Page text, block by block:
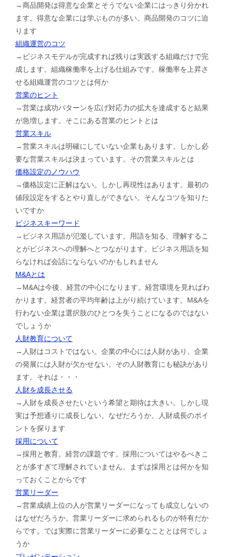
→商品開発は得意な企業とそうでない企業にはっきり分かれ
ます。得意な企業には学ぶものが多い。商品開発のコツに迫
ります
組織運営のコツ
→ビジネスモデルが完成すれば残りは実践する組織だけで完
成します。組織稼働率を上げる仕組みです。稼働率を上昇さ
せる組織運営のコツとは何か
営業のヒント
→営業は成功パターンを広げ対応力の拡大を達成すると結果
が急増します。そこにある営業のヒントとは
営業スキル
→営業スキルは明確にしていない企業もあります。しかし必
要な営業スキルは決まっています。その営業スキルとは
価格設定のノウハウ
→価格設定に正解はない。しかし再現性はあります。最初の
値段設定をするとやり直しができない。そんなコツを知りた
いですか
ビジネスキーワード
→ビジネス用語が氾濫しています。用語を知る、理解するこ
とがビジネスへの理解へとつながります。ビジネス用語を知
らなければ会話にならないのかもしれません
M&Aとは
→M&Aは今後、経営の中心になります。経営環境を見ればわ
かります。経営者の平均年齢は上がり続けています。M&Aを
行わない企業は選択肢のひとつを失うことになるのではない
でしょうか
人財教育について
→人財はコストではない。企業の中心には人財があり、企業
の発展には人財が欠かせない。その人財教育にも秘訣があり
ます。それは・・・
人財を成長させる
→人財を成長させたいという希望と期待は大きい。しかし現
実は予想通りに成長しない。なぜだろうか。人財成長のポイ
ントを探ります
採用について
→採用と教育。経営の課題です。採用についてはやるべきこ
とが多すぎて理解されていません。まずは採用とは何かを知
っておくことからです
営業リーダー
→営業成績上位の人が営業リーダーになっても成立しないの
はなぜだろうか。営業リーダーに求められるものが特有だか
らです。では実際に営業リーダーに必要なこととは何でしょ
うか